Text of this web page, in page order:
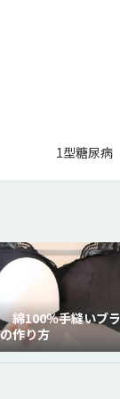
1型糖尿病
綿100％手縫いブ
作り方